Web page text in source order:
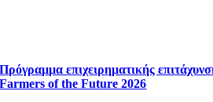
Πρόγραμμα επιχειρηματικής
Farmers of the Future 2026